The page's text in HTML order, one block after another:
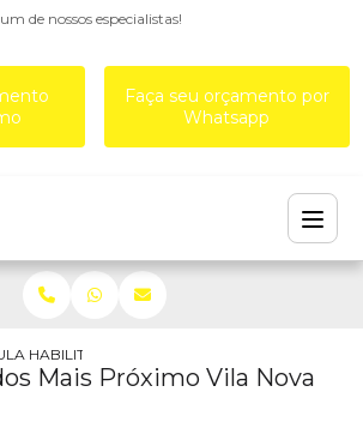
de nossos especialistas!
Faça seu orçamento por
Whatsapp
HABILITADOS MAIS PRÓXIMO VILA NOVA
Mais Próximo Vila Nova